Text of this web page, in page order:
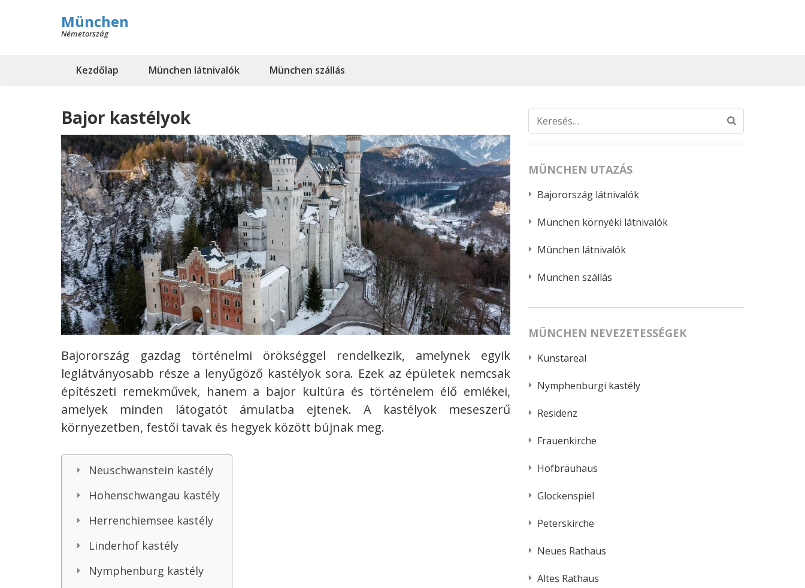
München
Németország
Kezdőlap München látnivalók München szállás
Bajor kastélyok
Bajorország gazdag történelmi örökséggel rendelkezik, amelynek egyik
leglátványosabb része a lenyűgöző kastélyok sora. Ezek az épületek nemcsak
építészeti remekművek, hanem a bajor kultúra és történelem élő emlékei,
amelyek minden látogatót ámulatba ejtenek. A kastélyok meseszerű
környezetben, festői tavak és hegyek között bújnak meg.
Neuschwanstein kastély
Hohenschwangau kastély
Herrenchiemsee kastély
Linderhof kastély
Nymphenburg kastély
Keresés:
MÜNCHEN UTAZÁS
Bajorország látnivalók
München környéki látnivalók
München látnivalók
München szállás
MÜNCHEN NEVEZETESSÉGEK
Kunstareal
Nymphenburgi kastély
Residenz
Frauenkirche
Hofbräuhaus
Glockenspiel
Peterskirche
Neues Rathaus
Altes Rathaus